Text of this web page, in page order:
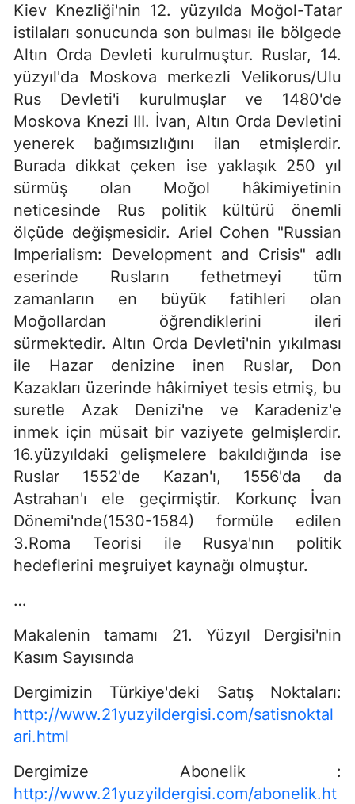
Kiev Knezliği'nin 12. yüzyılda Moğol-Tatar
istilaları sonucunda son bulması ile bölgede
Altın Orda Devleti kurulmuştur. Ruslar, 14.
yüzyıl'da Moskova merkezli Velikorus/Ulu
Rus Devleti'i kurulmuşlar ve 1480'de
Moskova Knezi III. İvan, Altın Orda Devletini
yenerek bağımsızlığını ilan etmişlerdir.
Burada dikkat çeken ise yaklaşık 250 yıl
sürmüş olan Moğol hâkimiyetinin
neticesinde Rus politik kültürü önemli
ölçüde değişmesidir. Ariel Cohen "Russian
Imperialism: Development and Crisis" adlı
eserinde Rusların fethetmeyi tüm
zamanların en büyük fatihleri olan
Moğollardan öğrendiklerini ileri
sürmektedir. Altın Orda Devleti'nin yıkılması
ile Hazar denizine inen Ruslar, Don
Kazakları üzerinde hâkimiyet tesis etmiş, bu
suretle Azak Denizi'ne ve Karadeniz'e
inmek için müsait bir vaziyete gelmişlerdir.
16.yüzyıldaki gelişmelere bakıldığında ise
Ruslar 1552'de Kazan'ı, 1556'da da
Astrahan'ı ele geçirmiştir. Korkunç İvan
Dönemi'nde(1530-1584) formüle edilen
3.Roma Teorisi ile Rusya'nın politik
hedeflerini meşruiyet kaynağı olmuştur.
…
Makalenin tamamı 21. Yüzyıl Dergisi'nin
Kasım Sayısında
Dergimizin Türkiye'deki Satış Noktaları:
http://www.21yuzyildergisi.com/satisnoktal
ari.html
Dergimize Abonelik :
http://www.21yuzyildergisi.com/abonelik.ht